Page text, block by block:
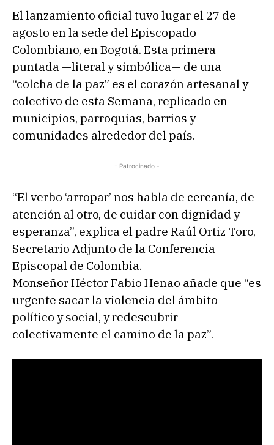
El lanzamiento oficial tuvo lugar el 27 de
agosto en la sede del Episcopado
Colombiano, en Bogotá. Esta primera
puntada —literal y simbólica— de una
“colcha de la paz” es el corazón artesanal y
colectivo de esta Semana, replicado en
municipios, parroquias, barrios y
comunidades alrededor del país.
- Patrocinado -
“El verbo ‘arropar’ nos habla de cercanía, de
atención al otro, de cuidar con dignidad y
esperanza”, explica el padre Raúl Ortiz Toro,
Secretario Adjunto de la Conferencia
Episcopal de Colombia.
Monseñor Héctor Fabio Henao añade que “es
urgente sacar la violencia del ámbito
político y social, y redescubrir
colectivamente el camino de la paz”.